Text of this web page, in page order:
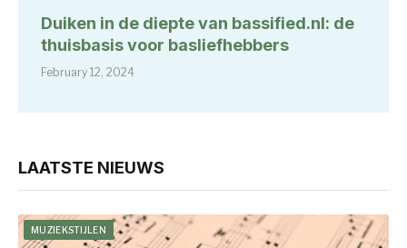
Duiken in de diepte van bassified.nl: de
thuisbasis voor basliefhebbers
February 12, 2024
LAATSTE NIEUWS
MUZIEKSTIJLEN